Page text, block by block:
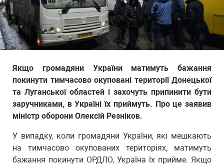
Якщо громадяни України матимуть бажання
покинути тимчасово окуповані території Донецької
та Луганської областей і захочуть припинити бути
заручниками, в Україні їх приймуть. Про це заявив
міністр оборони Олексій Резніков.
У випадку, коли громадяни України, які мешкають
на тимчасово окупованих територіях, матимуть
бажання покинути ОРДЛО, Україна їх прийме. Якщо